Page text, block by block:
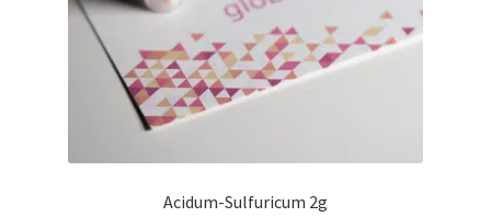
Acidum-Sulfuricum 2g